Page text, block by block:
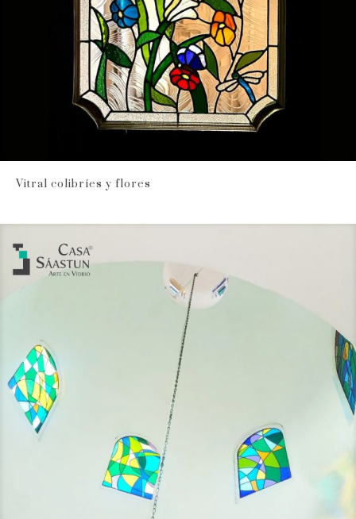
Vitral colibríes y flores